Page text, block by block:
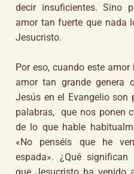
decir insuficientes. Sino
amor tan fuerte que nada
Jesucristo.
Por eso, cuando este
amor tan grande genera
Jesús en el Evangelio son
palabras, que nos ponen
de lo que hable
«No penséis que he
espada». ¿Qué
que Jesucristo ha venido